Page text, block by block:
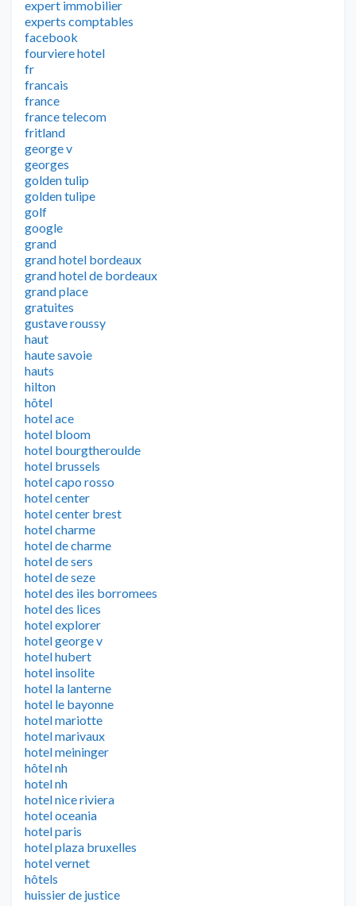
expert immobilier
experts comptables
facebook
fourviere hotel
fr
francais
france
france telecom
fritland
george v
georges
golden tulip
golden tulipe
golf
google
grand
grand hotel bordeaux
grand hotel de bordeaux
grand place
gratuites
gustave roussy
haut
haute savoie
hauts
hilton
hôtel
hotel ace
hotel bloom
hotel bourgtheroulde
hotel brussels
hotel capo rosso
hotel center
hotel center brest
hotel charme
hotel de charme
hotel de sers
hotel de seze
hotel des iles borromees
hotel des lices
hotel explorer
hotel george v
hotel hubert
hotel insolite
hotel la lanterne
hotel le bayonne
hotel mariotte
hotel marivaux
hotel meininger
hôtel nh
hotel nh
hotel nice riviera
hotel oceania
hotel paris
hotel plaza bruxelles
hotel vernet
hôtels
huissier de justice